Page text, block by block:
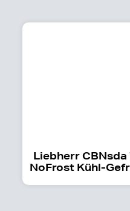
Liebherr CBNsda
NoFrost Kühl-